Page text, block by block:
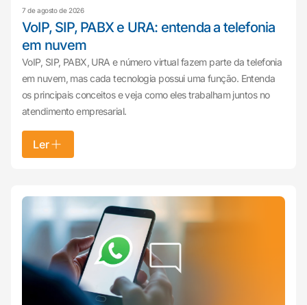
7 de agosto de 2026
VoIP, SIP, PABX e URA: entenda a telefonia
em nuvem
VoIP, SIP, PABX, URA e número virtual fazem parte da telefonia
em nuvem, mas cada tecnologia possui uma função. Entenda
os principais conceitos e veja como eles trabalham juntos no
atendimento empresarial.
Ler